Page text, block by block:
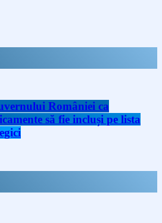
României ca
să fie incluși pe lista